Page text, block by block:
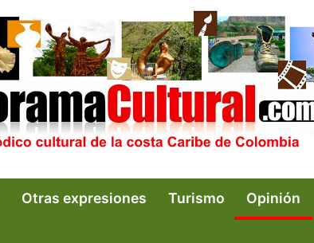
Otras expresiones Turismo Opinión